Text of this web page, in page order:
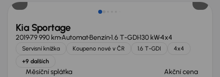
Kia Sportage
201979 990 kmAutomatBenzín1.6 T-GDI130 kW4x4
Servisní knížka Koupeno nové v ČR 1.6 T-GDI
4x4
+9 dalších
Měsíční splátka Akční cena